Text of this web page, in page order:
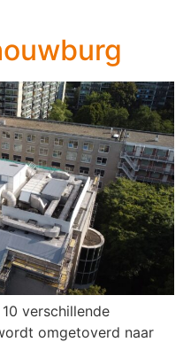
verschillende
omgetoverd naar